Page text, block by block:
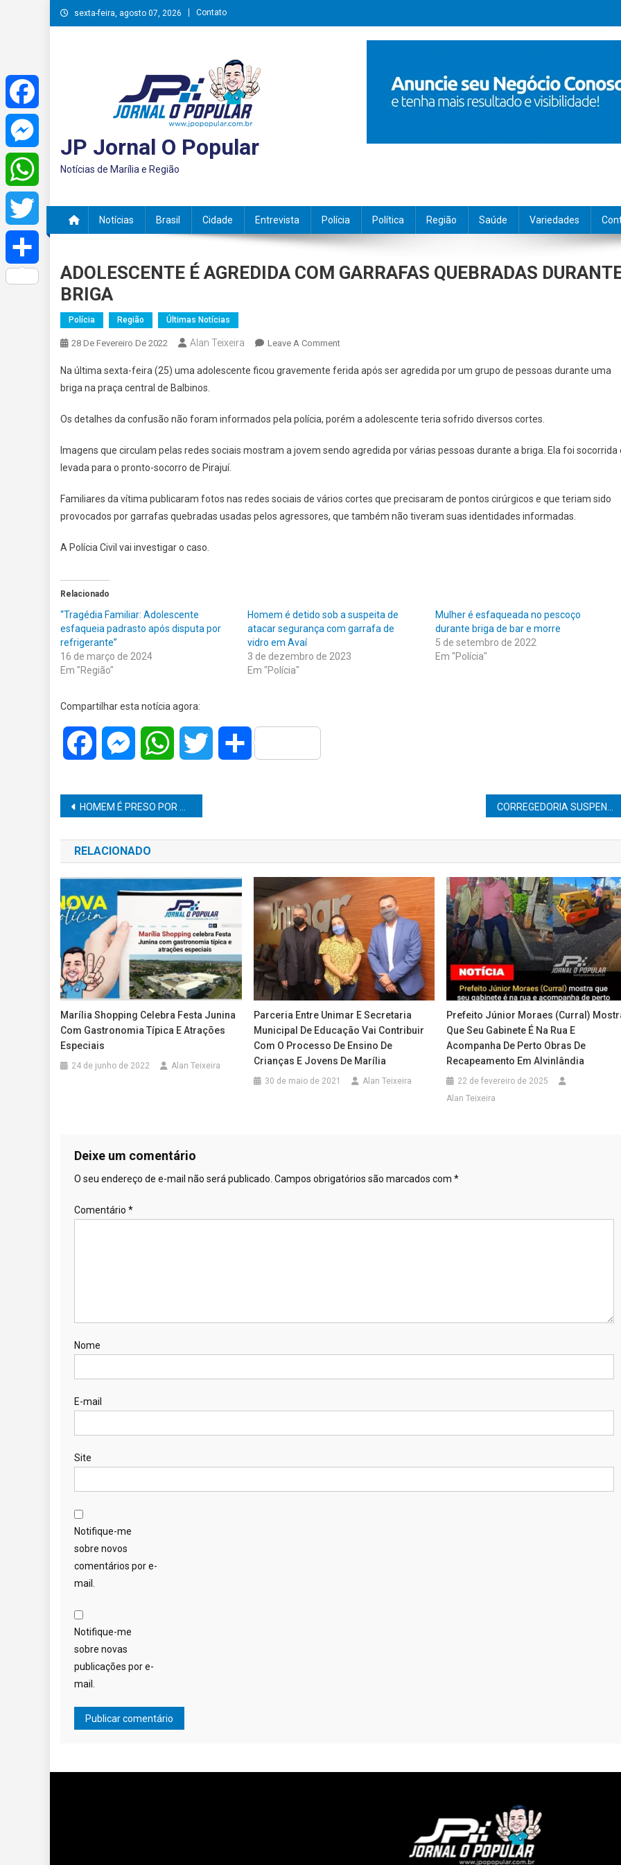
Skip
to
sexta-feira, agosto 07, 2026 Contato
JP Jornal O Popular
Notícias de Marília e Região
Notícias Brasil Cidade Entrevista Polícia Política Região Saúde Variedades
ADOLESCENTE É AGREDIDA COM GARRAFAS QUEBRADAS
BRIGA
Polícia Região Últimas Notícias
28 De Fevereiro De 2022 Alan Teixeira Leave A CommentOn
É
GARRAFAS
DURANTE
Na última sexta-feira (25) uma adolescente ficou gravemente ferida após ser agredida por um grupo de pessoas durante uma
briga na praça central de Balbinos.
Os detalhes da confusão não foram informados pela polícia, porém a adolescente teria sofrido diversos cortes.
Imagens que circulam pelas redes sociais mostram a jovem sendo agredida por várias pessoas durante a briga. Ela foi socorrida
levada para o pronto-socorro de Pirajuí.
Familiares da vítima publicaram fotos nas redes sociais de vários cortes que precisaram de pontos cirúrgicos e que teriam sido
provocados por garrafas quebradas usadas pelos agressores, que também não tiveram suas identidades informadas.
A Polícia Civil vai investigar o caso.
Relacionado
“Tragédia Familiar: Adolescente
esfaqueia padrasto após disputa por
refrigerante”
16 de março de 2024
Em "Região"
Homem é detido sob a suspeita de
atacar segurança com garrafa de
vidro em Avaí
3 de dezembro de 2023
Em "Polícia"
Mulher é esfaqueada no pescoço
durante briga de bar e morre
5 de setembro de 2022
Em "Polícia"
Compartilhar esta notícia agora:
Facebook MessengerWhatsAppTwitter Share
Navegação
de
Post
HOMEM É PRESO POR VIOLÊNCIA DOMÉSTICA NESTE SÁBADO
RELACIONADO
Marília Shopping Celebra Festa Junina
Com Gastronomia Típica E Atrações
Especiais
24 de junho de 2022 Alan Teixeira
Parceria Entre Unimar E Secretaria
Municipal De Educação Vai Contribuir
Com O Processo De Ensino De
Crianças E Jovens De Marília
30 de maio de 2021 Alan Teixeira
Prefeito Júnior Moraes (Curral)
Que Seu Gabinete É Na Rua E
Acompanha De Perto Obras De
Recapeamento Em Alvinlândia
22 de fevereiro de 2025
Alan Teixeira
Deixe um comentário
O seu endereço de e-mail não será publicado. Campos obrigatórios são marcados com *
Comentário *
Nome
E-mail
Site
Notifique-me
sobre novos
comentários por e-
mail.
Notifique-me
sobre novas
publicações por e-
mail.
Facebook
Messenger
WhatsApp
Twitter
Share